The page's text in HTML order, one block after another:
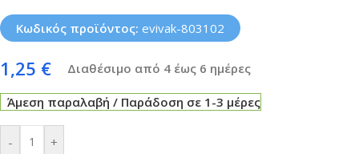
Κωδικός προϊόντος: evivak-803102
1,25 € Διαθέσιμο από 4 έως 6 ημέρες
Άμεση παραλαβή / Παράδοση σε 1-3 μέρες
- +